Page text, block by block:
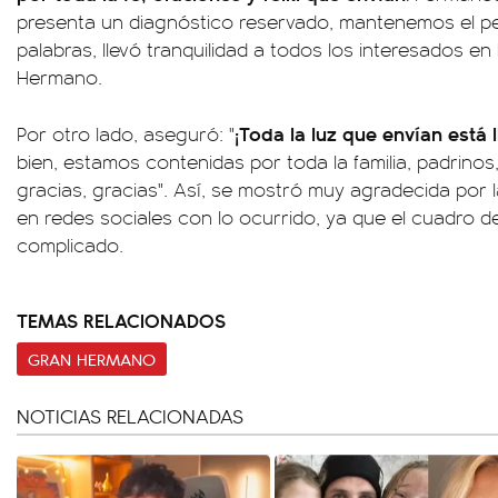
presenta un diagnóstico reservado, mantenemos el
palabras, llevó tranquilidad a todos los interesados
Hermano.
Por otro lado, aseguró: "¡Toda la luz que envían está
bien, estamos contenidas por toda la familia,
gracias, gracias". Así, se mostró muy agradecida por
en redes sociales con lo ocurrido, ya que el cuadro
complicado.
TEMAS RELACIONADOS
GRAN HERMANO
NOTICIAS RELACIONADAS